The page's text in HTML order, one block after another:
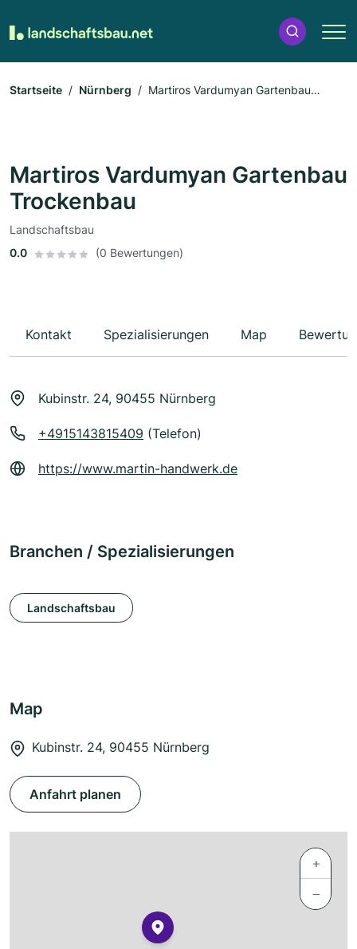
Startseite Nürnberg
Martiros Vardumyan Gartenbau
Martiros Vardumyan Gartenbau
Trockenbau
Landschaftsbau
0.0
(0 Bewertungen)
Kontakt Spezialisierungen Map
Kubinstr. 24, 90455 Nürnberg
+4915143815409 (Telefon)
https://www.martin-handwerk.de
Branchen / Spezialisierungen
Landschaftsbau
Map
Kubinstr. 24, 90455 Nürnberg
Anfahrt planen
+
−